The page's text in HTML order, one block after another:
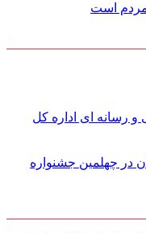
مردم است
رسانه ای اداره کل
در چهلمین جشنواره